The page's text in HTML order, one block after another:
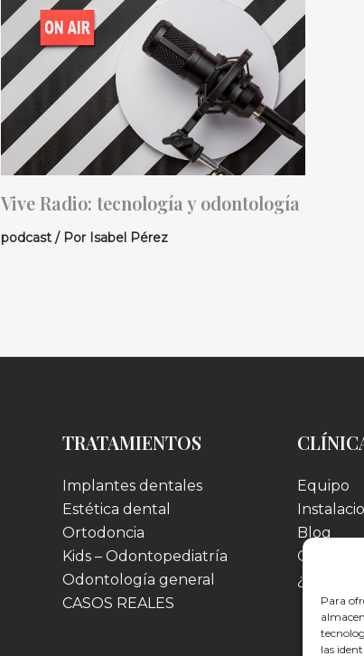
Para
las
Vive Radio: tecnología y odontología
podcast / Por Isabel Pérez
TRATAMIENTOS
Implantes dentales
Estética dental
Ortodoncia
Kids – Odontopediatría
Odontología general
CASOS REALES
Equipo
Blog